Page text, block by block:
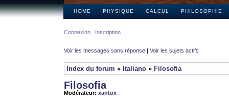
HOME PHYSIQUE CALCUL PHILOSOPHIE
Connexion Inscription
Voir les messages sans réponse | Voir les sujets actifs
Index du forum » Italiano » Filosofia
Filosofia
Modérateur: xantox